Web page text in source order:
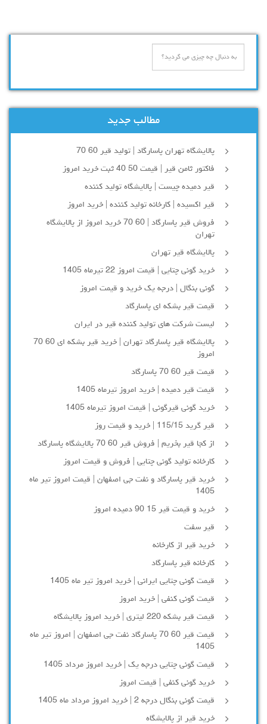
مطالب جدید
پالایشگاه تهران پاسارگاد | تولید قیر 60 70
فاکتور ثامن قیر | قیمت 50 40 ثبت خرید امروز
قیر دمیده چیست | پالایشگاه تولید کننده
قیر اکسیده | کارخانه تولید کننده | خرید امروز
فروش قیر پاسارگاد | 60 70 خرید امروز از پالایشگاه
تهران
پالایشگاه قیر تهران
خرید گونی چتایی | قیمت امروز 22 تیرماه 1405
گونی بنگال | درجه یک خرید و قیمت امروز
قیمت قیر بشکه ای پاسارگاد
لیست شرکت های تولید کننده قیر در ایران
پالایشگاه قیر پاسارگاد تهران | خرید قیر بشکه ای 60 70
امروز
قیمت قیر 60 70 پاسارگاد
قیمت قیر دمیده | خرید امروز تیرماه 1405
خرید گونی قیرگونی | قیمت امروز تیرماه 1405
قیر گرید 115/15 | خرید و قیمت روز
از کجا قیر بخریم | فروش قیر 60 70 پالایشگاه پاسارگاد
کارخانه تولید گونی چتایی | فروش و قیمت امروز
خرید قیر پاسارگاد و نفت جی اصفهان | قیمت امروز تیر ماه
1405
خرید و قیمت قیر 15 90 دمیده امروز
قیر سفت
خرید قیر از کارخانه
کارخانه قیر پاسارگاد
قیمت گونی چتایی ایرانی | خرید امروز تیر ماه 1405
قیمت گونی کنفی | خرید امروز
قیمت قیر بشکه 220 لیتری | خرید امروز پالایشگاه
قیمت قیر 60 70 پاسارگاد نفت جی اصفهان | امروز تیر ماه
1405
قیمت گونی چتایی درجه یک | خرید امروز مرداد 1405
خرید گونی کنفی | قیمت امروز
قیمت گونی بنگال درجه 2 | خرید امروز مرداد ماه 1405
خرید قیر از پالایشگاه